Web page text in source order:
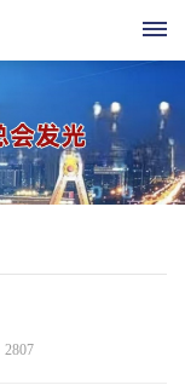
2807